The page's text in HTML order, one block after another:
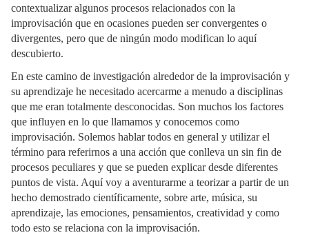
contextualizar algunos procesos relacionados con la
improvisación que en ocasiones pueden ser convergentes o
divergentes, pero que de ningún modo modifican lo aquí
descubierto.
En este camino de investigación alrededor de la improvisación y
su aprendizaje he necesitado acercarme a menudo a disciplinas
que me eran totalmente desconocidas. Son muchos los factores
que influyen en lo que llamamos y conocemos como
improvisación. Solemos hablar todos en general y utilizar el
término para referirnos a una acción que conlleva un sin fin de
procesos peculiares y que se pueden explicar desde diferentes
puntos de vista. Aquí voy a aventurarme a teorizar a partir de un
hecho demostrado científicamente, sobre arte, música, su
aprendizaje, las emociones, pensamientos, creatividad y como
todo esto se relaciona con la improvisación.